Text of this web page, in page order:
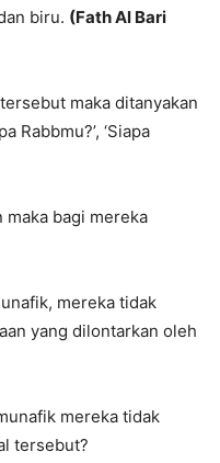
biru. (Fath Al Bari
maka ditanyakan
Rabbmu?’, ‘Siapa
bagi mereka
mereka tidak
yang dilontarkan oleh
mereka tidak
tersebut?